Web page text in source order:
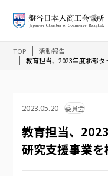
TOP
活動報告
教育担当、2023年度北部
2023.05.20 委員会
教育担当、
研究支援事業を